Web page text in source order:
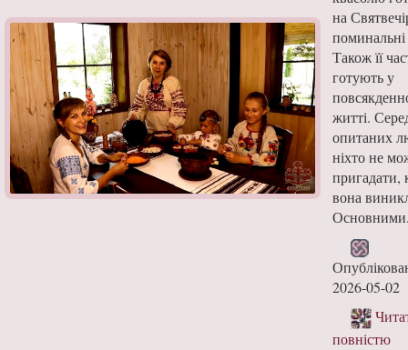
на
поминальні
Також її
готують у
житті.
опитаних
ніхто не
пригадати,
вона
2026-05-02
повністю